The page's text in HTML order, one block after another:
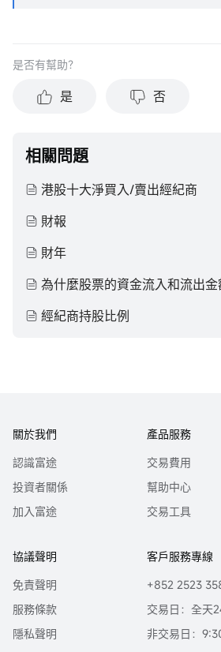
是否有幫助？
是 否
相關問題
港股十大淨買入/賣出經紀商
財報
財年
為什麼股票的資金流入和流出
經紀商持股比例
關於我們
認識富途
投資者關係
加入富途
產品服務
交易費用
幫助中心
交易工具
協議聲明
免責聲明
服務條款
隱私聲明
客戶服務專線
+852 2523
交易日：全天
非交易日：